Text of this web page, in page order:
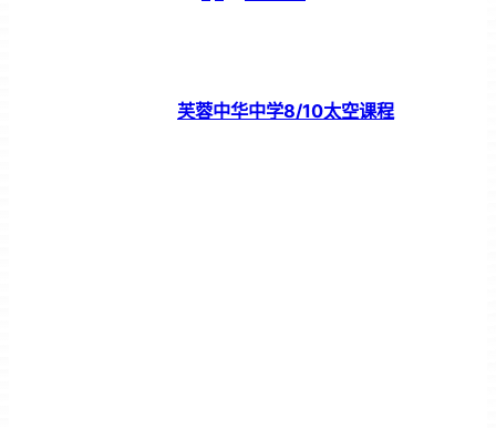
芙蓉中华中学8/10太空课程